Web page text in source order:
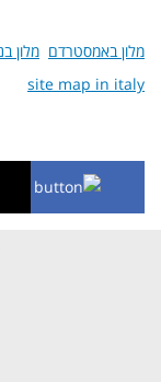
מלון באמסטרדם מלון
site map in italy